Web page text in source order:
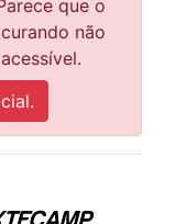
que o
não